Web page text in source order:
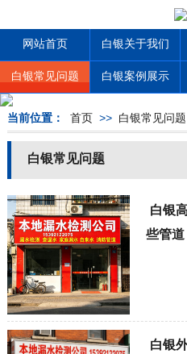
网站首页 白银关于我们
白银常见问题 白银案例展示
当前位置： 首页 >> 白银常见问题
白银常见问题
白银
些管道
白银